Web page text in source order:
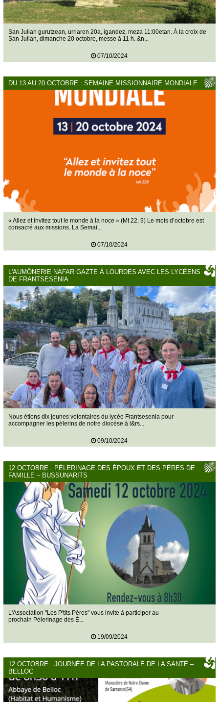
San Julian gurutzean, urriaren 20a, igandez, meza 11:00etan. À la croix de
San Julian, dimanche 20 octobre, messe à 11 h. &n...
07/10/2024
DU 13 AU 20 OCTOBRE : SEMAINE MISSIONNAIRE MONDIALE
« Allez et invitez tout le monde à la noce » (Mt 22, 9) Le mois d’octobre est
consacré aux missions. La Semai...
07/10/2024
L'AUMÔNERIE NAFAR GAZTE À LOURDES AVEC LES LYCÉENS
DE FRANTSESENIA
Nous étions dix jeunes volontaires du lycée Frantsesenia pour
accompagner les pèlerins de notre diocèse à l&rs...
09/10/2024
12 OCTOBRE : PÈLERINAGE DES ÉPOUX ET DES PÈRES DE
FAMILLE – BUSSUNARITS
L'Association "Les P'tits Pères" vous invite à participer au
prochain Pèlerinage des É...
19/09/2024
12 OCTOBRE : JOURNÉE DE LA PASTORALE DE LA SANTÉ –
BELLOC